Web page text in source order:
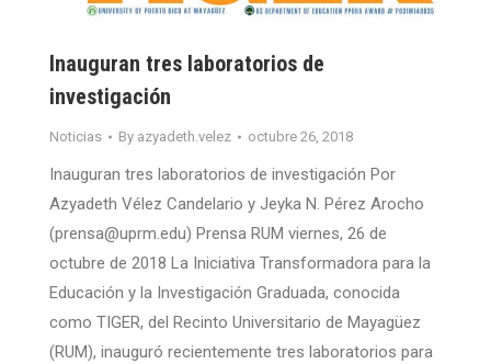
Inauguran tres laboratorios de
investigación
Noticias By azyadeth.velez octubre 26, 2018
Inauguran tres laboratorios de investigación Por
Azyadeth Vélez Candelario y Jeyka N. Pérez Arocho
(prensa@uprm.edu) Prensa RUM viernes, 26 de
octubre de 2018 La Iniciativa Transformadora para la
Educación y la Investigación Graduada, conocida
como TIGER, del Recinto Universitario de Mayagüez
(RUM), inauguró recientemente tres laboratorios para